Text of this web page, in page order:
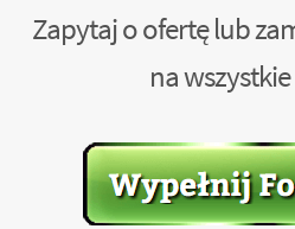
Zapytaj o ofertę lub
na